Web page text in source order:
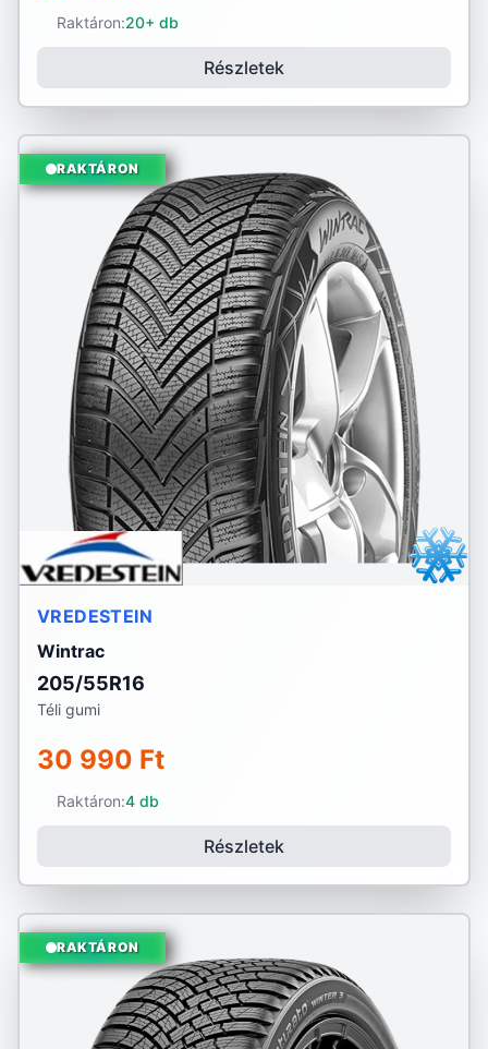
Raktáron:20+ db
Részletek
RAKTÁRON
VREDESTEIN
Wintrac
205/55R16
Téli gumi
30 990 Ft
Raktáron:4 db
Részletek
RAKTÁRON